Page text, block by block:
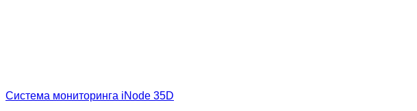
Система мониторинга iNode 35D